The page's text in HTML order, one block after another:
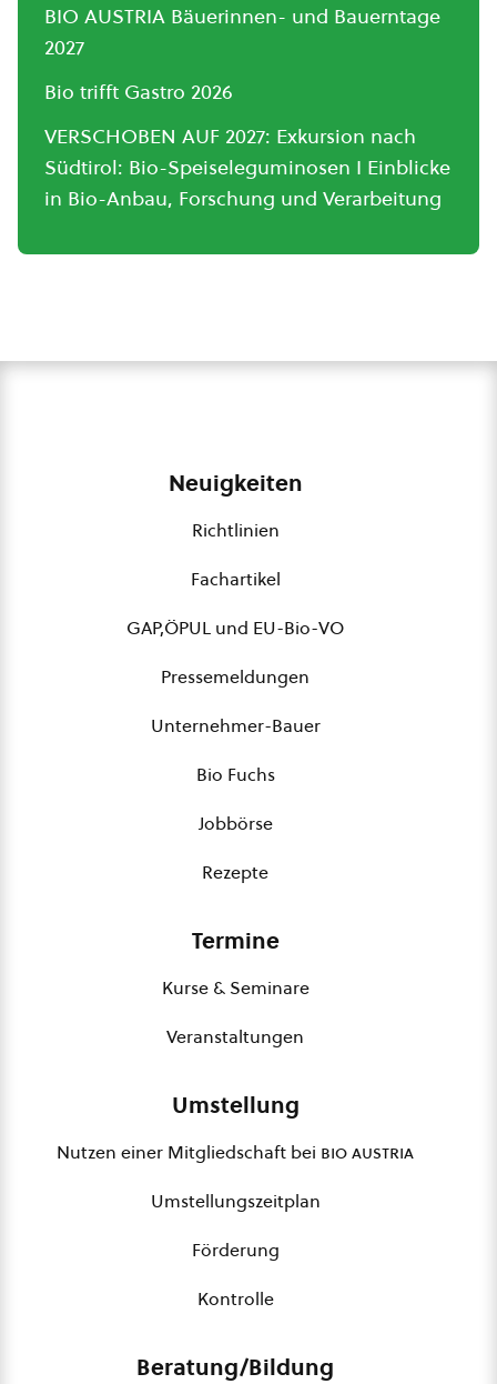
BIO AUSTRIA Bäuerinnen- und Bauerntage
2027
Bio trifft Gastro 2026
VERSCHOBEN AUF 2027: Exkursion nach
Südtirol: Bio-Speiseleguminosen I Einblicke
in Bio-Anbau, Forschung und Verarbeitung
Neuigkeiten
Richtlinien
Fachartikel
GAP,ÖPUL und EU-Bio-VO
Pressemeldungen
Unternehmer-Bauer
Bio Fuchs
Jobbörse
Rezepte
Termine
Kurse & Seminare
Veranstaltungen
Umstellung
Nutzen einer Mitgliedschaft bei bio austria
Umstellungszeitplan
Förderung
Kontrolle
Beratung/Bildung